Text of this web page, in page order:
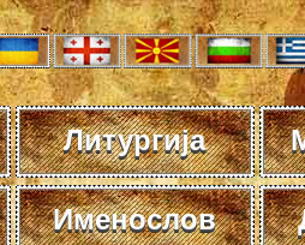
Литургија
Именослов